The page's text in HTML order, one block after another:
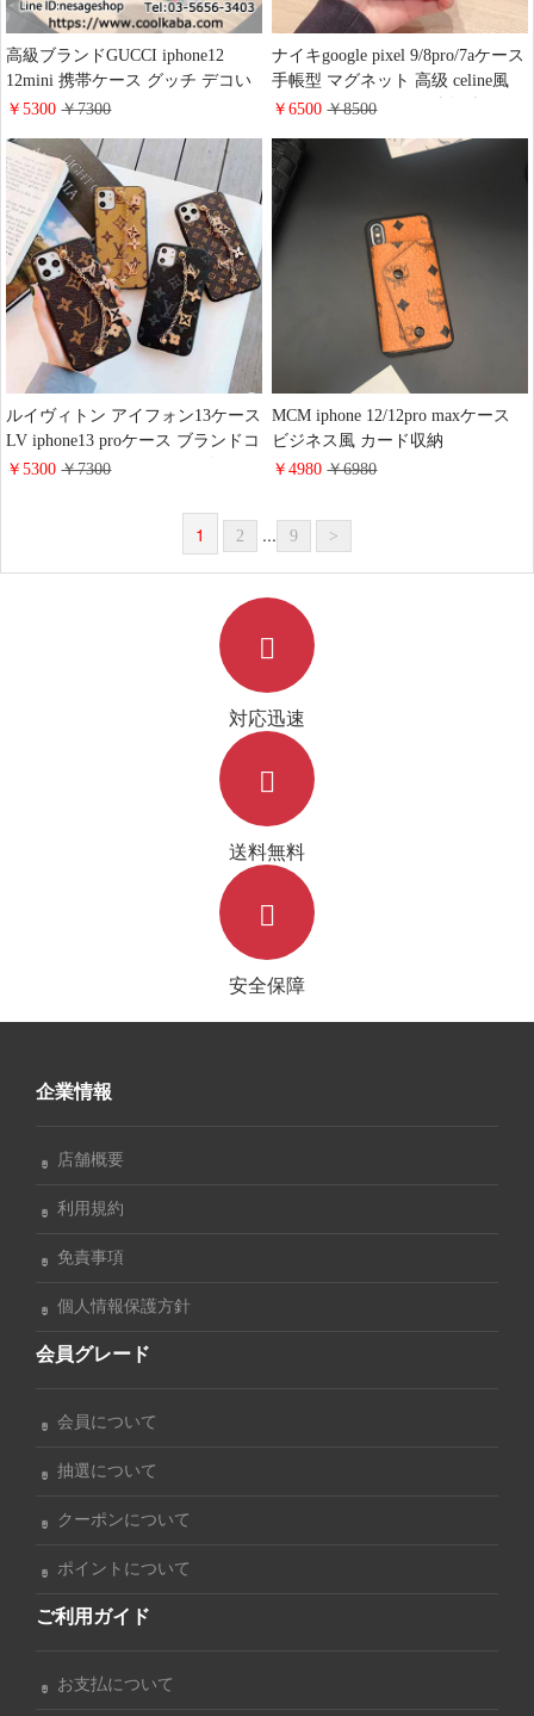
高級ブランドGUCCI iphone12
12mini 携帯ケース グッチ デコい
れ iphone11 11promaxケース ライ
s20/s20plus/s10/s10e/s9 plusカバー
gucci パール アイフォンxs/xr/8plus
ケース エレガント風 Gucci ギャラ
クシーs8/note8 ハードケース 高級
ファッション​
￥5300￥7300
ナイキgoogle pixel 9/8pro/7aケース
手帳型 マグネット 高级 celine風
iphone16 15proケース財布型 レザ
ランドmcm galaxy S24/S23携帯ケ
ース人気 可愛い ビジネス風
￥6500￥8500
ルイヴィトン アイフォン13ケース
LV iphone13 proケース ブランドコ
ピー モノグラム チェーン付き LV
ド Galaxy s20スマホケース ギャラ
クシー ノート10plus 海外通販 後
￥5300￥7300
MCM iphone 12/12pro maxケース
ビジネス風 カード収納
iphone11pro エムシーエム スマホ
ー 男女兼用 激安
￥4980￥6980
1 2 ... 9 >
対応迅速
送料無料
安全保障
企業情報
店舗概要
利用規約
免責事項
個人情報保護方針
会員グレード
会員について
抽選について
クーポンについて
ポイントについて
ご利用ガイド
お支払について